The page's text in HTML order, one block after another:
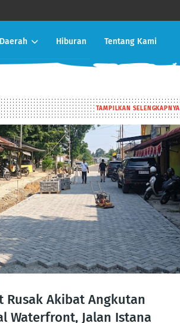
Hiburan Tentang Kami
TAMPILKAN SELENGKAPNYA
Rusak Akibat Angkutan
Waterfront, Jalan Istana